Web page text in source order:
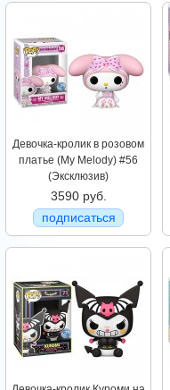
Девочка-кролик в розовом
платье (My Melody) #56
(Эксклюзив)
3590 руб.
подписаться